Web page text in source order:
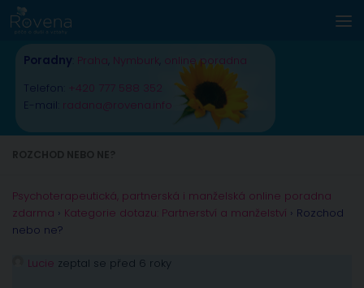
Skip to content
Poradny Praha Nymburk online poradna
Telefon: +420 777 588 352
E-mail: radana@rovena.info
Psychoterapeutická, partnerská i manželská online poradna
zdarma › Kategorie dotazu: Partnerství a manželství › Rozchod
nebo ne?
Lucie zeptal se před 6 roky